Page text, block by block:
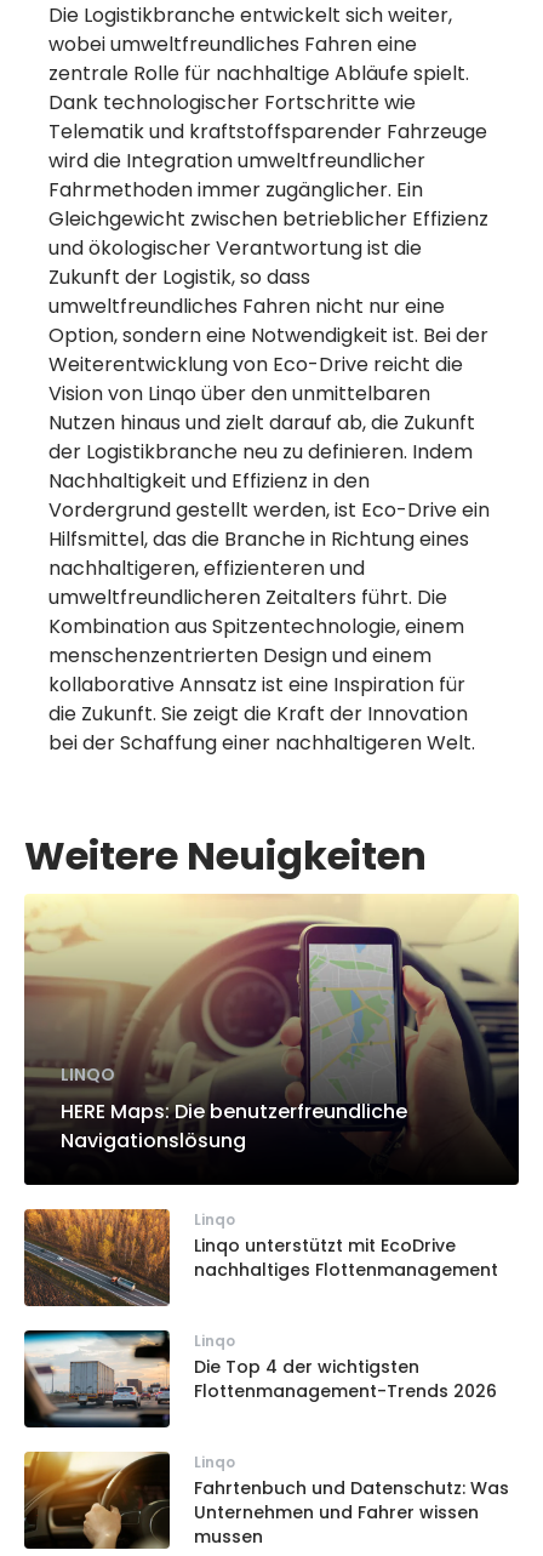
Die Logistikbranche entwickelt sich weiter,
wobei umweltfreundliches Fahren eine
zentrale Rolle für nachhaltige Abläufe spielt.
Dank technologischer Fortschritte wie
Telematik und kraftstoffsparender Fahrzeuge
wird die Integration umweltfreundlicher
Fahrmethoden immer zugänglicher. Ein
Gleichgewicht zwischen betrieblicher Effizienz
und ökologischer Verantwortung ist die
Zukunft der Logistik, so dass
umweltfreundliches Fahren nicht nur eine
Option, sondern eine Notwendigkeit ist. Bei der
Weiterentwicklung von Eco-Drive reicht die
Vision von Linqo über den unmittelbaren
Nutzen hinaus und zielt darauf ab, die Zukunft
der Logistikbranche neu zu definieren. Indem
Nachhaltigkeit und Effizienz in den
Vordergrund gestellt werden, ist Eco-Drive ein
Hilfsmittel, das die Branche in Richtung eines
nachhaltigeren, effizienteren und
umweltfreundlicheren Zeitalters führt. Die
Kombination aus Spitzentechnologie, einem
menschenzentrierten Design und einem
kollaborative Annsatz ist eine Inspiration für
die Zukunft. Sie zeigt die Kraft der Innovation
bei der Schaffung einer nachhaltigeren Welt.
Weitere Neuigkeiten
LINQO
HERE Maps: Die benutzerfreundliche
Navigationslösung
Linqo
Linqo unterstützt mit EcoDrive
nachhaltiges Flottenmanagement
Linqo
Die Top 4 der wichtigsten
Flottenmanagement-Trends 2026
Linqo
Fahrtenbuch und Datenschutz: Was
Unternehmen und Fahrer wissen
mussen